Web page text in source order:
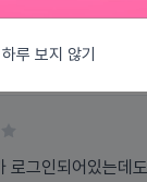
로그인되어있는데
루 보지 않기